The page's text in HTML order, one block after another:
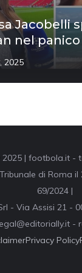
Jacobelli
nel panico
2025
| footbola.it -
di Roma il
69/2024 |
- Via Assisi 21 -
-
Privacy Policy